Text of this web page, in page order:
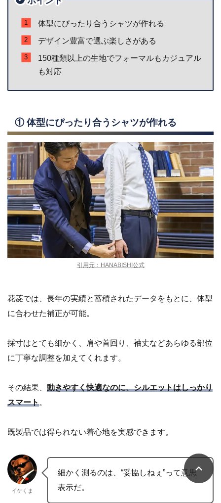
体型にぴったり合うシャツが作れる
デザイン豊富で選ぶ楽しさがある
150種類以上の生地でフォーマルもカジュアル
も対応
① 体型にぴったり合うシャツが作れる
引用元：HANABISHI公式
花菱では、長年の実績と蓄積されたデータをもとに、体型
に合わせた補正が可能。
採寸はとても細かく、肩や首回り、袖丈などあらゆる部位
に丁寧な調整を加えてくれます。
その結果、 動きやすく快適なのに、シルエットはしっかり
スマート。
既製品では得られない着心地を実感できます。
イケくま
細かく測るのは、“妥協しねぇ”って意思
表示だ。